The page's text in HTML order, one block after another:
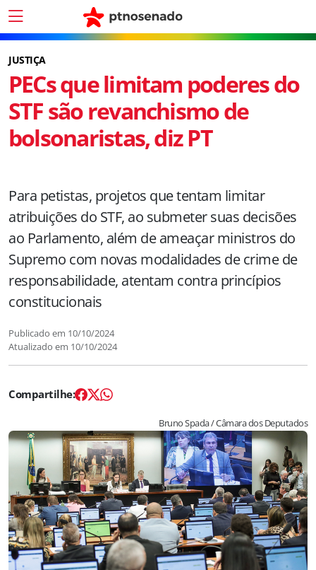
JUSTIÇA
PECs que limitam poderes do
STF são revanchismo de
bolsonaristas, diz PT
Para petistas, projetos que tentam limitar
atribuições do STF, ao submeter suas decisões
ao Parlamento, além de ameaçar ministros do
Supremo com novas modalidades de crime de
responsabilidade, atentam contra princípios
constitucionais
Publicado em 10/10/2024
Atualizado em 10/10/2024
Bruno Spada / Câmara dos Deputados